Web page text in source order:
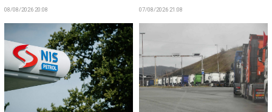
08/08/2026 20:08 07/08/2026 21:08